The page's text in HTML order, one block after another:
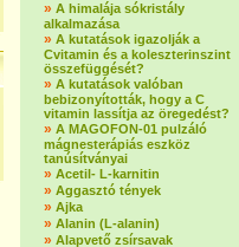
» A himalája sókristály
alkalmazása
» A kutatások igazolják a
Cvitamin és a koleszterinszint
összefüggését?
» A kutatások valóban
bebizonyították, hogy a C
vitamin lassítja az öregedést?
» A MAGOFON-01 pulzáló
mágnesterápiás eszköz
tanúsítványai
» Acetil- L-karnitin
» Aggasztó tények
» Ajka
» Alanin (L-alanin)
» Alapvető zsírsavak